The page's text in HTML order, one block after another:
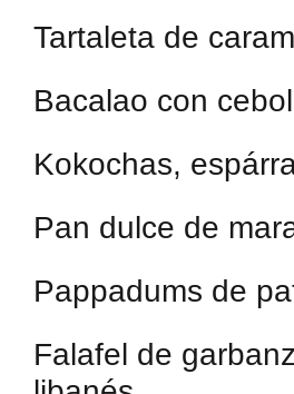
Tartaleta de
Bacalao con
Kokochas,
Pan dulce de
Pappadums de
Falafel de